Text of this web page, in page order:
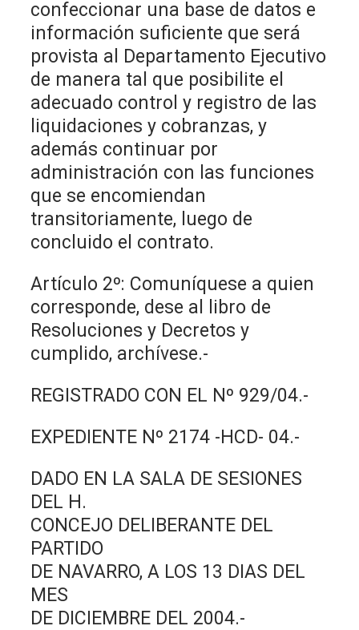
confeccionar una base de datos e
información suficiente que será
provista al Departamento Ejecutivo
de manera tal que posibilite el
adecuado control y registro de las
liquidaciones y cobranzas, y
además continuar por
administración con las funciones
que se encomiendan
transitoriamente, luego de
concluido el contrato.
Artículo 2º: Comuníquese a quien
corresponde, dese al libro de
Resoluciones y Decretos y
cumplido, archívese.-
REGISTRADO CON EL Nº 929/04.-
EXPEDIENTE Nº 2174 -HCD- 04.-
DADO EN LA SALA DE SESIONES
DEL H.
CONCEJO DELIBERANTE DEL
PARTIDO
DE NAVARRO, A LOS 13 DIAS DEL
MES
DE DICIEMBRE DEL 2004.-